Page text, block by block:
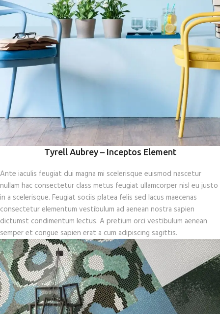
Tyrell Aubrey – Inceptos Element
Ante iaculis feugiat dui magna mi scelerisque euismod nascetur
nullam hac consectetur class metus feugiat ullamcorper nisl eu justo
in a scelerisque. Feugiat sociis platea felis sed lacus maecenas
consectetur elementum vestibulum ad aenean nostra sapien
dictumst condimentum lectus. A pretium orci vestibulum aenean
semper et congue sapien erat a cum adipiscing sagittis.